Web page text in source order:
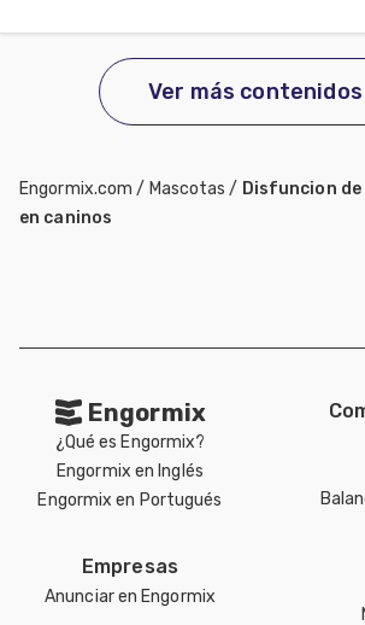
Ver más contenidos
Engormix.com / Mascotas / Disfuncion de
en caninos
Engormix
¿Qué es Engormix?
Engormix en Inglés
Engormix en Portugués
Empresas
Anunciar en Engormix